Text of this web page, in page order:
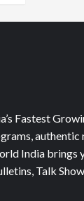
Fastest
authentic
India brings
Talk